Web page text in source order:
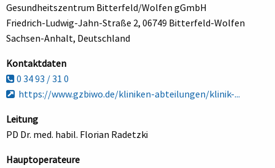
Gesundheitszentrum Bitterfeld/Wolfen gGmbH
Friedrich-Ludwig-Jahn-Straße 2, 06749 Bitterfeld-Wolfen
Sachsen-Anhalt, Deutschland
Kontaktdaten
0 34 93 / 31 0
https://www.gzbiwo.de/kliniken-abteilungen/klinik-...
Leitung
PD Dr. med. habil. Florian Radetzki
Hauptoperateure